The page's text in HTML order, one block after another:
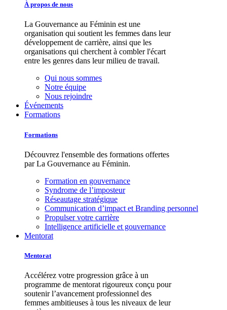
À propos de nous
La Gouvernance au Féminin est une
organisation qui soutient les femmes dans leur
développement de carrière, ainsi que les
organisations qui cherchent à combler l'écart
entre les genres dans leur milieu de travail.
Qui nous sommes
Notre équipe
Nous rejoindre
Événements
Formations
Formations
Découvrez l'ensemble des formations offertes
par La Gouvernance au Féminin.
Formation en gouvernance
Syndrome de l’imposteur
Réseautage stratégique
Communication d’impact et Branding personnel
Propulser votre carrière
Intelligence artificielle et gouvernance
Mentorat
Mentorat
Accélérez votre progression grâce à un
programme de mentorat rigoureux conçu pour
soutenir l’avancement professionnel des
femmes ambitieuses à tous les niveaux de leur